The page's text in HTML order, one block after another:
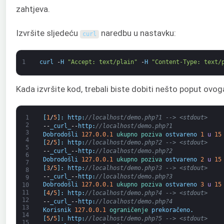
zahtjeva.
Izvršite sljedeću curl naredbu u nastavku:
1 curl -H "Accept: text/plain" -H "Content-Type:
Kada izvršite kod, trebali biste dobiti nešto poput
1
2
3
4
5
6
7
8
9
10
11
12
13
14
15
1/5] : http: //localhost/demo.php?1 --> <stdout>
-- _curl_ -- http: //localhost/demo.php?1
Dobrodošli
127.0.0.1 ukupno poziva ostvareno 1 u
15
2/5] : http: //localhost/demo.php?2 --> <stdout>
-- _curl_ -- http: //localhost/demo.php?2
Dobrodošli
127.0.0.1 ukupno poziva ostvareno 2 u
15
[3/5] : http: //localhost/demo.php?3 --> <stdout>
-- _curl_ -- http: //localhost/demo.php?3
Dobrodošli
127.0.0.1 ukupno poziva ostvareno 3 u
15
4/5] : http: //localhost/demo.php?4 --> <stdout>
-- _curl_ -- http: //localhost/demo.php?4
Korisnik
127.0.0.1 ograničenje prekoračeno.
[5/5] : http: //localhost/demo.php?5 --> <stdout>